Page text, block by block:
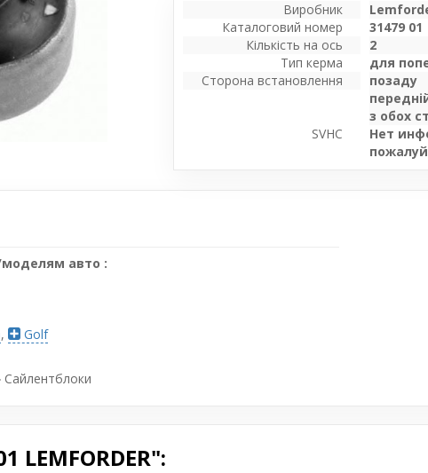
Виробник
Каталоговий номер
31479 01
Кількість на ось
2
Тип керма
для
Сторона встановлення
позаду
з обох
SVHC
Нет
авто :
,
Golf
Сайлентблоки